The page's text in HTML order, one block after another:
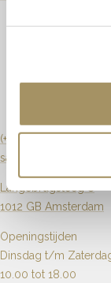
Karaat
(+31) 20 6270901
sales@lyppens.nl
Langebrugsteeg 8
1012 GB Amsterdam
Openingstijden
Dinsdag t/m
10.00 tot 18.00